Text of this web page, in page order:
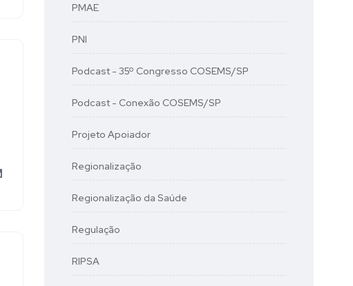
PMAE
PNI
Podcast - 35º Congresso COSEMS/SP
Podcast - Conexão COSEMS/SP
Projeto Apoiador
Regionalização
Regionalização da Saúde
Regulação
RIPSA